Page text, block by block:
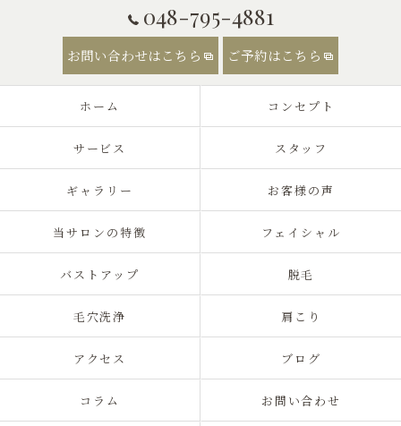
048-795-4881
お問い合わせはこちら ご予約はこちら
ホーム コンセプト
サービス スタッフ
ギャラリー お客様の声
当サロンの特徴 フェイシャル
バストアップ 脱毛
毛穴洗浄 肩こり
アクセス ブログ
コラム お問い合わせ